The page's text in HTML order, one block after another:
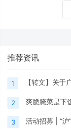
推荐资讯
1 【转文】关
2 爽脆腌菜是下
3 活动招募 | “沪